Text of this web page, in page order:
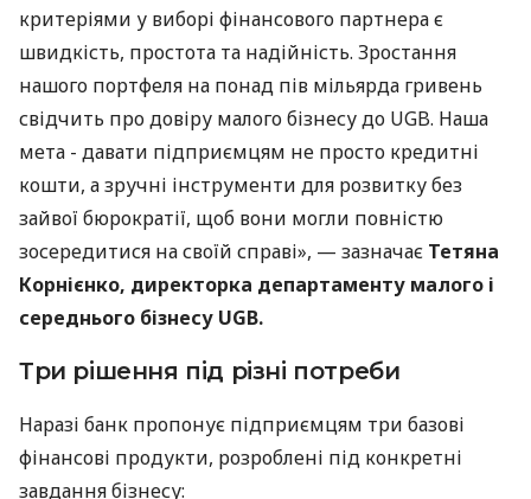
критеріями у виборі фінансового партнера є
швидкість, простота та надійність. Зростання
нашого портфеля на понад пів мільярда гривень
свідчить про довіру малого бізнесу до UGB. Наша
мета - давати підприємцям не просто кредитні
кошти, а зручні інструменти для розвитку без
зайвої бюрократії, щоб вони могли повністю
зосередитися на своїй справі», — зазначає Тетяна
Корнієнко, директорка департаменту малого і
середнього бізнесу UGB.
Три рішення під різні потреби
Наразі банк пропонує підприємцям три базові
фінансові продукти, розроблені під конкретні
завдання бізнесу: